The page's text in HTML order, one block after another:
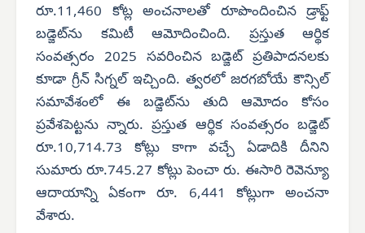
రూ.11,460 కోట్ల అంచనాలతో రూపొందించిన డ్రాఫ్ట్
బడ్జెట్‌ను కమిటీ ఆమోదించింది. ప్రస్తుత ఆర్థిక
సంవత్సరం 2025 సవరించిన బడ్జెట్ ప్రతిపాదనలకు
కూడా గ్రీన్ సిగ్నల్ ఇచ్చింది. త్వరలో జరగబోయే కౌన్సిల్
సమావేశంలో ఈ బడ్జెట్‌ను తుది ఆమోదం కోసం
ప్రవేశపెట్టను న్నారు. ప్రస్తుత ఆర్థిక సంవత్సరం బడ్జెట్
రూ.10,714.73 కోట్లు కాగా వచ్చే ఏడాదికి దీనిని
సుమారు రూ.745.27 కోట్లు పెంచా రు. ఈసారి రెవెన్యూ
ఆదాయాన్ని ఏకంగా రూ. 6,441 కోట్లుగా అంచనా
వేశారు.